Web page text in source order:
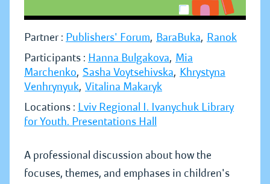
Partner : Publishers' Forum, BaraBuka, Ranok
Participants : Hanna Bulgakova, Mia
Marchenko, Sasha Voytsehivska, Khrystyna
Venhrynyuk, Vitalina Makaryk
Locations : Lviv Regional I. Ivanychuk Library
for Youth. Presentations Hall
A professional discussion about how the
focuses, themes, and emphases in children's